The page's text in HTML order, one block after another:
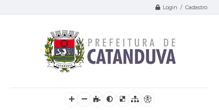
Login / Cadastro